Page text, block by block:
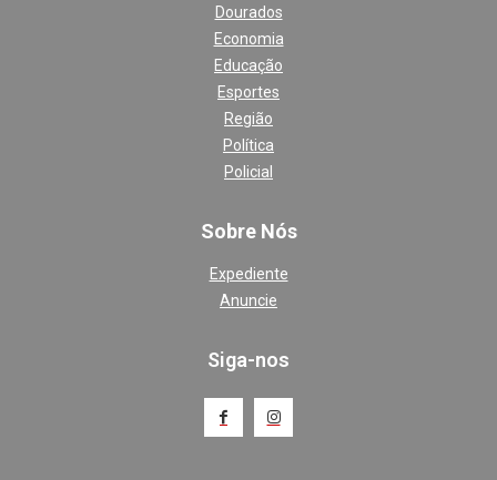
Dourados
Economia
Educação
Esportes
Região
Política
Policial
Sobre Nós
Expediente
Anuncie
Siga-nos